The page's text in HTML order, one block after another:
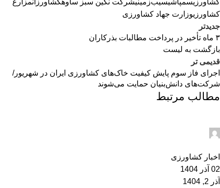
کشاورزیسمپاشیسیب‌زمینیشرکت نگین سبز ساوهکشاورزانمزارع
کشاورزیوزارت جهاد کشاورزی
جدیدتر
۳ ماه تأخیر در پرداخت مطالبات بذرکاران
بازگشت به لیست
قدیمی تر
اجرای فاز سوم پایش کیفیت خاک‌های کشاورزی ایران در شهریور/
شرکت‌های دانش‌بنیان حمایت می‌شوند
مطالب مرتبط
اخبار کشاورزی
02 آذر 1404
آذر 2, 1404